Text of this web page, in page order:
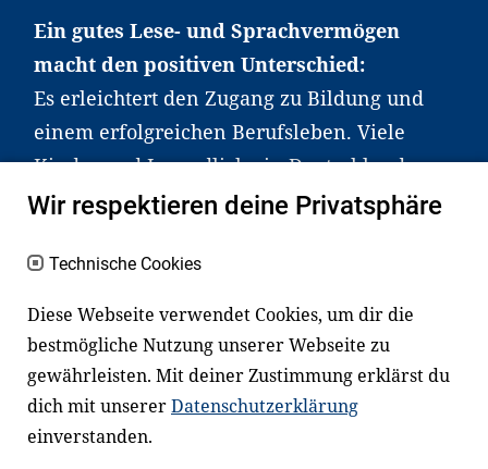
Ein gutes Lese- und Sprachvermögen
macht den positiven Unterschied:
Es erleichtert den Zugang zu Bildung und
einem erfolgreichen Berufsleben. Viele
Kinder und Jugendliche in Deutschland
haben aber große Schwierigkeiten dabei.
an Familien sowie an Erzieher*innen,
Lehrer*innen und andere
Fachexpert*innen. Dafür arbeiten wir eng
mit Ministerien, wissenschaftlichen
Einrichtungen, Verbänden, Unternehmen
und anderen Stiftungen zusammen.
Wir respektieren deine Privatsphäre
Technische Cookies
Diese Webseite verwendet Cookies, um dir die
bestmögliche Nutzung unserer Webseite zu
gewährleisten. Mit deiner Zustimmung erklärst du
dich mit unsererDatenschutzerklärung
einverstanden.